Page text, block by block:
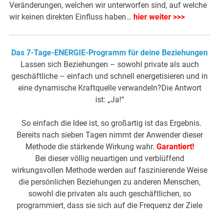
Veränderungen, welchen wir unterworfen sind, auf welche
wir keinen direkten Einfluss haben… hier weiter >>>
Das 7-Tage-ENERGIE-Programm für deine Beziehungen
Lassen sich Beziehungen – sowohl private als auch
geschäftliche – einfach und schnell energetisieren und in
eine dynamische Kraftquelle verwandeln?Die Antwort
ist: „Ja!“
So einfach die Idee ist, so großartig ist das Ergebnis.
Bereits nach sieben Tagen nimmt der Anwender dieser
Methode die stärkende Wirkung wahr. Garantiert!
Bei dieser völlig neuartigen und verblüffend
wirkungsvollen Methode werden auf faszinierende Weise
die persönlichen Beziehungen zu anderen Menschen,
sowohl die privaten als auch geschäftlichen, so
programmiert, dass sie sich auf die Frequenz der Ziele